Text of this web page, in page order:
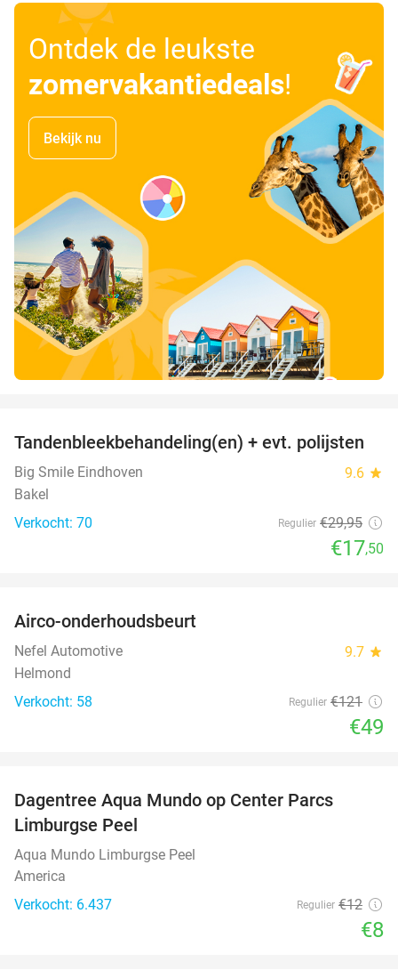
Ontdek de leukste
zomervakantiedeals!
Bekijk nu
42%
Tandenbleekbehandeling(en) + evt. polijsten
Big Smile Eindhoven 9.6 star
Bakel
Verkocht: 70
Regulier €29,95
€17,50
Airco-onderhoudsbeurt
Nefel Automotive 9.7 star
Helmond
Verkocht: 58
Regulier €121
€49
Dagentree Aqua Mundo op Center Parcs
Limburgse Peel
Aqua Mundo Limburgse Peel
America
Verkocht: 6.437
Regulier €12
€8